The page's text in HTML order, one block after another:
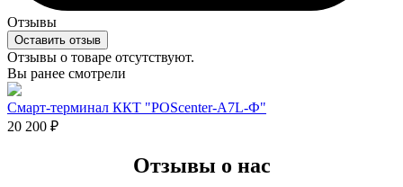
Отзывы
Оставить отзыв
Отзывы о товаре отсутствуют.
Вы ранее смотрели
Смарт-терминал ККТ "POScenter-A7L-Ф"
20 200 ₽
Отзывы о нас